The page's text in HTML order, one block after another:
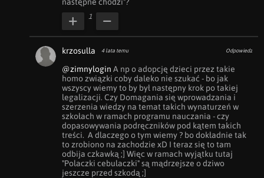
1
krzosulla 4 lata temu Odpowiedz
@zimnylogin A np o adopcję dzieci przez takie
homo związki coby daleko nie szukać - bo jak
wszyscy wiemy to by był następny krok po takiej
legalizacji. Czy Domagania się wprowadzania i
szerzenia wiedzy na temat takich wynaturzeń w
szkołach w ramach programu nauczania - czy
dopasowywania podręczników pod kątem takich
treści.  A dlaczego o tym wiemy ? bo dokładnie tak
to zrobiono na zachodzie xD I teraz się to tam
odbija czkawką ;] Więc w ramach wyjątku tutaj
"Polaczki cebulaczki" są mądrzejsze o dziwo
jeszcze przed szkodą ;]